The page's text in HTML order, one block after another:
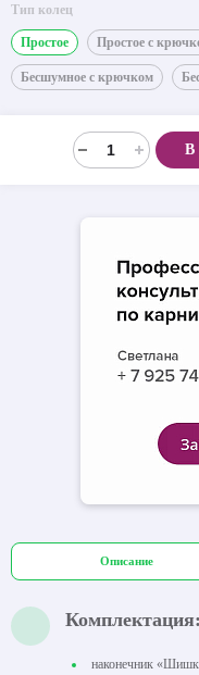
Тип колец
Простое Простое с
Бесшумное с крючком
В
Описание
Комплектация:
наконечник